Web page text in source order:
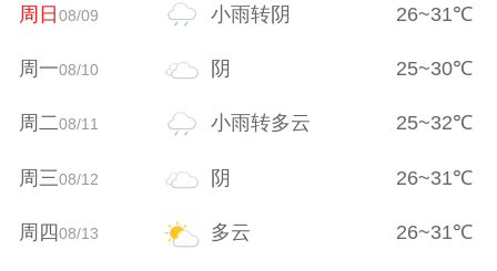
周日08/09 小雨转阴 26~31℃
周一08/10 阴 25~30℃
周二08/11 小雨转多云 25~32℃
周三08/12 阴 26~31℃
周四08/13 多云 26~31℃